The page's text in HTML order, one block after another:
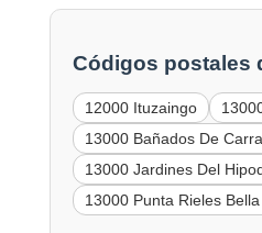
Códigos postales
12000 Ituzaingo
13000 Bañados De
13000 Jardines Del
13000 Punta Rieles